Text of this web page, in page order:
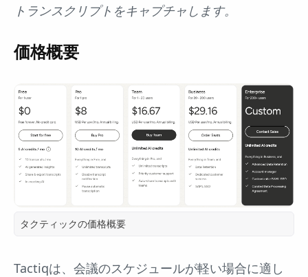
トランスクリプトをキャプチャします。
価格概要
タクティックの価格概要
Tactiqは、会議のスケジュールが軽い場合に適し